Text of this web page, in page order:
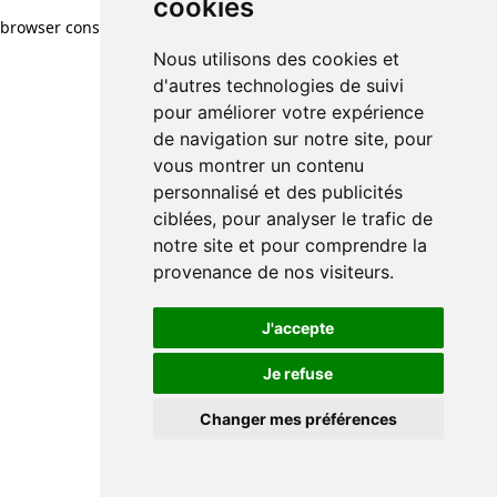
cookies
Nous utilisons des cookies et
d'autres technologies de suivi
pour améliorer votre expérience
de navigation sur notre site, pour
vous montrer un contenu
personnalisé et des publicités
ciblées, pour analyser le trafic de
notre site et pour comprendre la
provenance de nos visiteurs.
J'accepte
Je refuse
Changer mes préférences
browser console for more information)